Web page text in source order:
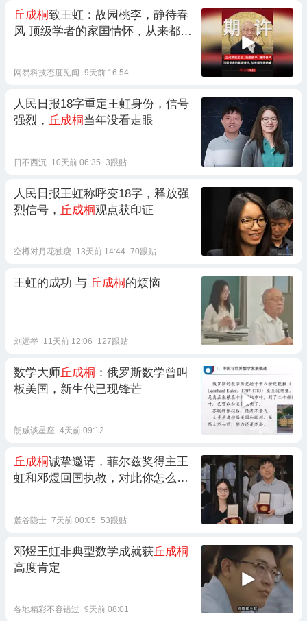
丘成桐致王虹：故园桃李，静待春
风 顶级学者的家国情怀，从来都不
网易科技态度见闻 9天前 16:54
人民日报18字重定王虹身份，信号
强烈， 丘成桐 当年没看走眼
日不西沉 10天前 06:35 3跟贴
人民日报王虹称呼变18字，释放强
烈信号， 丘成桐观点获印证
空樽对月花独瘦 13天前 14:44 70跟贴
王虹的成功 与 丘成桐 的烦恼
刘远举 11天前 12:06 127跟贴
数学大师丘成桐 ：俄罗斯数学曾叫
板美国，新生代已现锋芒
朗威谈星座 4天前 09:12
丘成桐诚挚邀请，菲尔兹奖得主王
虹和邓煜回国执教，对此你怎么
麓谷隐士 7天前 00:05 53跟贴
邓煜王虹非典型数学成就获丘成桐
高度肯定
各地精彩不容错过 9天前 08:01